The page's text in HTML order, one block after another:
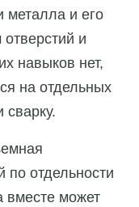
металла и его
и
навыков нет,
на отдельных
сварку.
по отдельности
вместе может